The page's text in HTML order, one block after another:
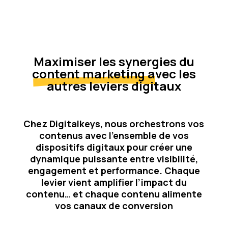
Maximiser les synergies du
content marketingavec les
autres leviers digitaux
Chez Digitalkeys, nous orchestrons vos
contenus avec l’ensemble de vos
dispositifs digitaux pour créer une
dynamique puissante entre visibilité,
engagement et performance. Chaque
levier vient amplifier l’impact du
contenu… et chaque contenu alimente
vos canaux de conversion